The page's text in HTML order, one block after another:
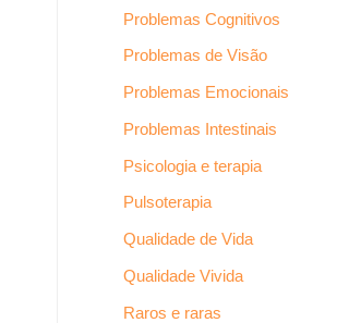
Problemas Cognitivos
Problemas de Visão
Problemas Emocionais
Problemas Intestinais
Psicologia e terapia
Pulsoterapia
Qualidade de Vida
Qualidade Vivida
Raros e raras